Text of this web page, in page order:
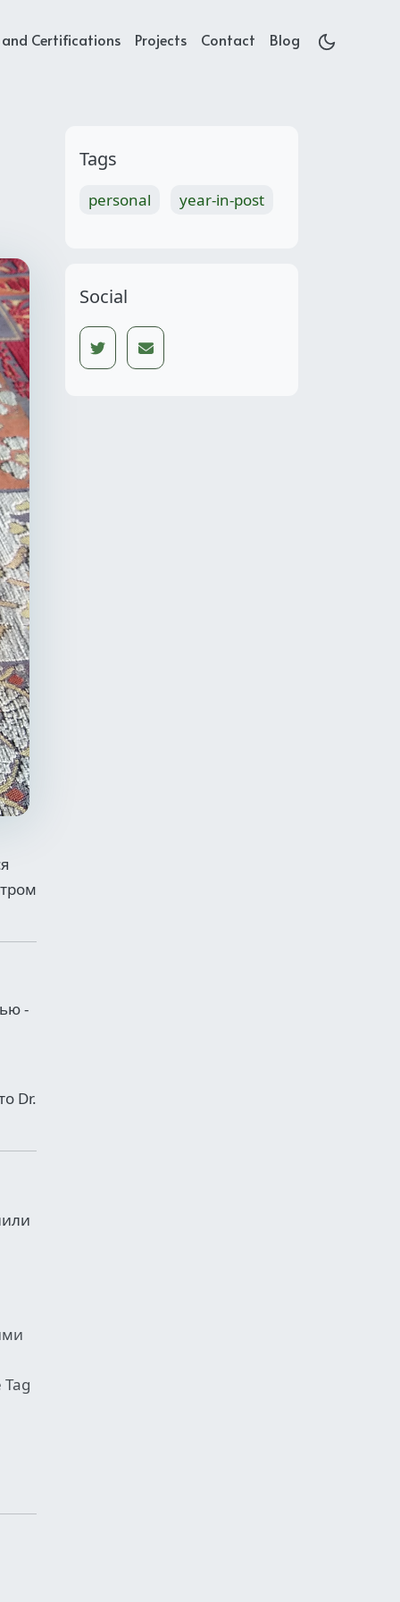
Certifications Projects Contact Blog
-
Dr.
Tags
personal year-in-post
Social